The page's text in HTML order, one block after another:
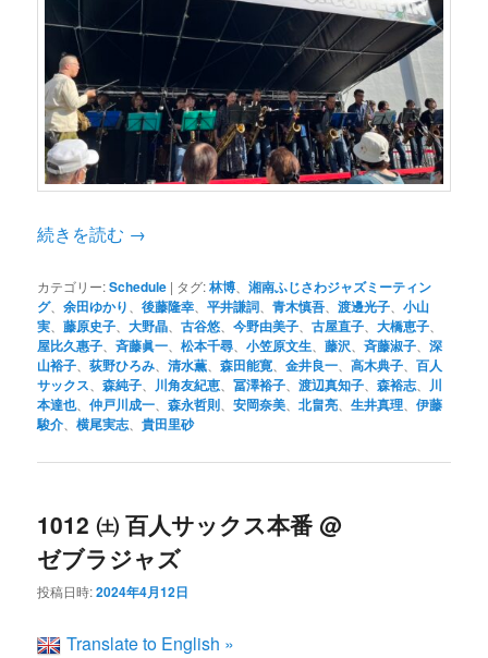
続きを読む →
カテゴリー:Schedule | タグ:林博 、湘南ふじさわジャズミーティン
グ、余田ゆかり 、後藤隆幸 、平井謙詞 、青木慎吾 、渡邊光子 、小山
実 、藤原史子 、大野晶 、古谷悠 、今野由美子 、古屋直子 、大橋恵子
屋比久惠子 、斉藤眞一 、松本千尋 、小笠原文生 、藤沢 、斉藤淑子 、深
山裕子 、荻野ひろみ 、清水薫 、森田能寛 、金井良一 、高木典子 、百人
サックス 、森純子 川角友紀恵 、冨澤裕子 、渡辺真知子 、森裕志
川
本達也、仲戸川成一 、森永哲則 、安岡奈美 、北畠亮 、生井真理 、伊藤
駿介 、横尾実志 、貴田里砂
1012 ㈯ 百人サックス本番 @
ゼブラジャズ
投稿日時:2024年4月12日
Translate to English »